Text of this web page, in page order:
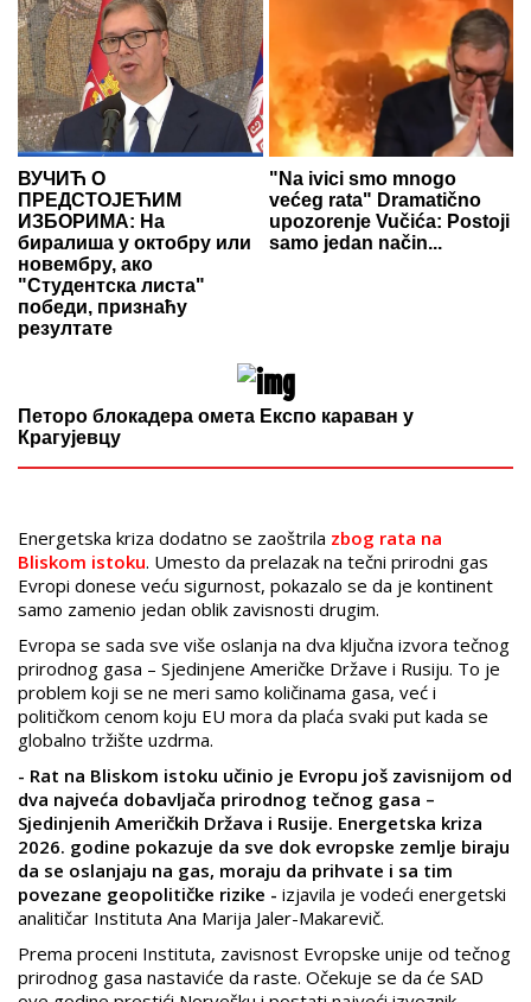
ВУЧИЋ О
ПРЕДСТОЈЕЋИМ
ИЗБОРИМА: На
биралиша у октобру или
новембру, ако
"Студентска листа"
победи, признаћу
резултате
"Na ivici smo mnogo
većeg rata" Dramatično
upozorenje Vučića: Postoji
samo jedan način...
Петоро блокадера омета Експо караван у
Крагујевцу
Energetska kriza dodatno se zaoštrila zbog rata na
Bliskom istoku. Umesto da prelazak na tečni prirodni gas
Evropi donese veću sigurnost, pokazalo se da je kontinent
samo zamenio jedan oblik zavisnosti drugim.
Evropa se sada sve više oslanja na dva ključna izvora tečnog
prirodnog gasa – Sjedinjene Američke Države i Rusiju. To je
problem koji se ne meri samo količinama gasa, već i
političkom cenom koju EU mora da plaća svaki put kada se
globalno tržište uzdrma.
- Rat na Bliskom istoku učinio je Evropu još zavisnijom od
dva najveća dobavljača prirodnog tečnog gasa –
Sjedinjenih Američkih Država i Rusije. Energetska kriza
2026. godine pokazuje da sve dok evropske zemlje biraju
da se oslanjaju na gas, moraju da prihvate i sa tim
povezane geopolitičke rizike - izjavila je vodeći energetski
analitičar Instituta Ana Marija Jaler-Makarevič.
Prema proceni Instituta, zavisnost Evropske unije od tečnog
prirodnog gasa nastaviće da raste. Očekuje se da će SAD